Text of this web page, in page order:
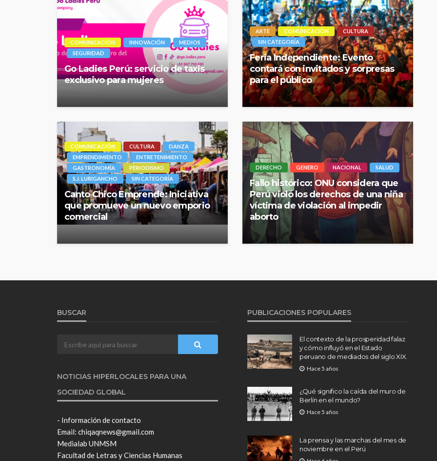
COMUNICACIÓN INNOVACIÓN
MEDIOS
SEGURIDAD
Go Ladies Perú: servicio de taxis
exclusivo para mujeres
ARTE COMUNICACIÓN
CULTURA
SIN CATEGORÍA
Feria Independiente: Evento
contará con invitados y sorpresas
para el público
COMUNICACIÓN CULTURA
DANZA
EMPRENDIMIENTO
ENTRETENIMIENTO
GASTRONOMÍA
PERIODISMO
S.J. LURIGANCHO
SIN CATEGORÍA
Canto Chico Emprende: Iniciativa
que promueve un nuevo emporio
comercial
DERECHO GENERO NACIONAL SALUD
Fallo histórico: ONU considera que
Perú violó los derechos de una niña
víctima de violación al impedir
aborto
BUSCAR
NOTICIAS HIPERLOCALES PARA UNA
SOCIEDAD GLOBAL
- Información de contacto
Email: chiqaqnews@gmail.com
Medialab UNMSM
Facultad de Letras y Ciencias Humanas
PUBLICACIONES POPULARES
El contexto de la prosperidad falaz
y cómo influyó en el Estado
peruano de mediados del siglo XIX.
Hace 5 años
¿Qué significo la caída del muro de
Berlín en el mundo?
Hace 5 años
La prensa y las marchas del mes de
noviembre en el Perú